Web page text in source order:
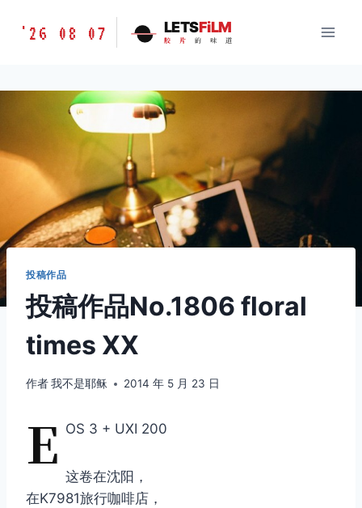
胶
味
LETSFILM
'26 08 07 LETSFiLM
胶 片 的 味 道
投稿作品
投稿作品No.1806 floral
times XX
作者我不是耶稣 2014 年 5 月 23 日
E OS 3 + UXI 200
这卷在沈阳，
在K7981旅行咖啡店，